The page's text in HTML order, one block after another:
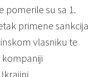
pomerile su sa 1.
primene sankcija
vlasniku te